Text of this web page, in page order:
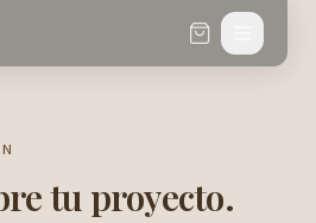
tu proyecto.